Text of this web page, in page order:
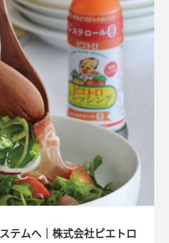
テムへ｜株式会社ピエトロ